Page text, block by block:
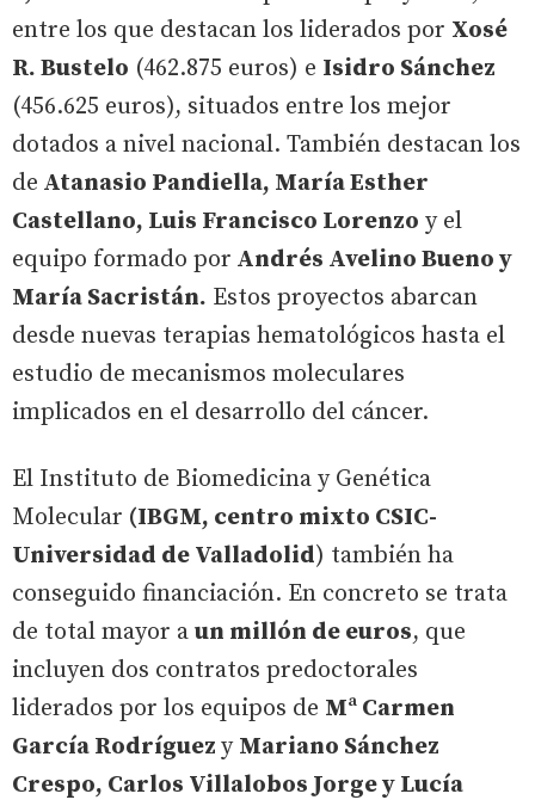
entre los que destacan los liderados por Xosé
R. Bustelo (462.875 euros) e Isidro Sánchez
(456.625 euros), situados entre los mejor
dotados a nivel nacional. También destacan los
de Atanasio Pandiella, María Esther
Castellano, Luis Francisco Lorenzo y el
equipo formado por Andrés Avelino Bueno y
María Sacristán. Estos proyectos abarcan
desde nuevas terapias hematológicos hasta el
estudio de mecanismos moleculares
implicados en el desarrollo del cáncer.
El Instituto de Biomedicina y Genética
Molecular (IBGM, centro mixto CSIC-
Universidad de Valladolid) también ha
conseguido financiación. En concreto se trata
de total mayor a un millón de euros, que
incluyen dos contratos predoctorales
liderados por los equipos de Mª Carmen
García Rodríguez y Mariano Sánchez
Crespo, Carlos Villalobos Jorge y Lucía